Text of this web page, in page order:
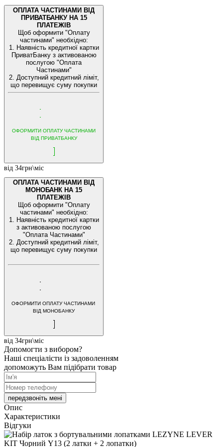
ОПЛАТА ЧАСТИНАМИ ВІД
ПРИВАТБАНКУ НА 15
ПЛАТЕЖІВ
Щоб оформити "Оплату
частинами" необхідно:
1. Наявність кредитної картки
ПриватБанку з активованою
послугою "Оплата
Частинами"
2. Доступний кредитний ліміт,
що перевищує суму покупки
ОФОРМИТИ ОПЛАТУ ЧАСТИНАМИ
ВІД ПРИВАТБАНКУ
від 34грн\міс
ОПЛАТА ЧАСТИНАМИ ВІД
МОНОБАНК НА 15
ПЛАТЕЖІВ
Щоб оформити "Оплату
частинами" необхідно:
1. Наявність кредитної картки
з активованою послугою
"Оплата Частинами"
2. Доступний кредитний ліміт,
що перевищує суму покупки
ОФОРМИТИ ОПЛАТУ ЧАСТИНАМИ
ВІД МОНОБАНКУ
від 34грн\міс
Допомогти з вибором?
Наші спеціалісти із задоволенням
допоможуть Вам підібрати товар
передзвоніть мені
Опис
Характеристики
Відгуки